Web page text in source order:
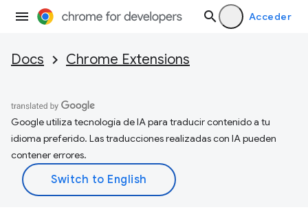
Acceder
Docs Chrome Extensions
Google utiliza tecnología de IA para traducir contenido a tu
idioma preferido. Las traducciones realizadas con IA pueden
contener errores.